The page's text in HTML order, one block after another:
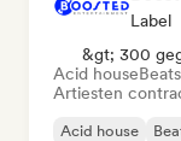
Label
&gt; 300
Acid house
Artiesten
Acid house